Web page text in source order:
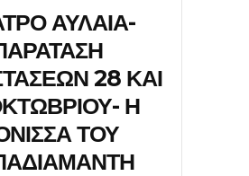
ΑΥΛΑΙΑ-
28 ΚΑΙ
Η
ΤΟΥ